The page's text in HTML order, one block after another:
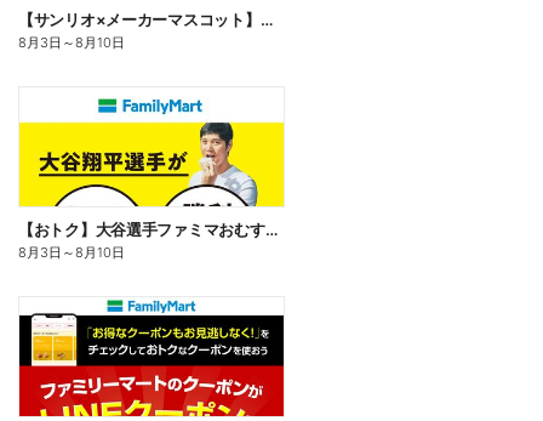
【サンリオ×メーカーマスコット】オリジナルグッズ貰える!
8月3日 ～8月10日
【おトク】大谷選手ファミマおむすび割
8月3日 ～8月10日